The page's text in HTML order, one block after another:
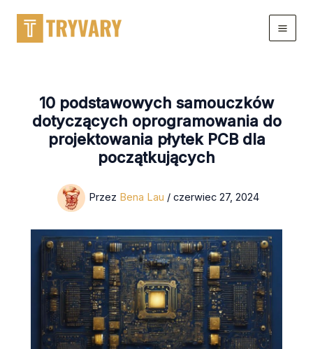
treści
10 podstawowych samouczków
dotyczących oprogramowania do
projektowania płytek PCB dla
początkujących
Przez Bena Lau / czerwiec 27, 2024